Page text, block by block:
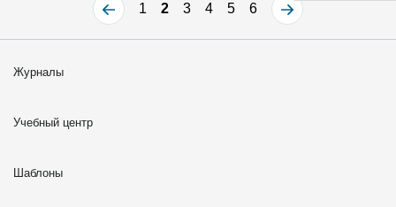
1 2 3 4 5 6
Журналы
Учебный центр
Шаблоны